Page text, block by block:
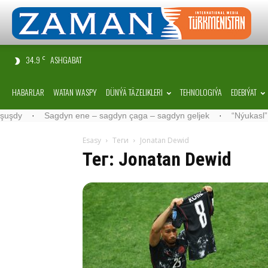
34.9 C ASHGABAT
HABARLAR WATAN WASPY DÜNÝÄ TÄZELIKLERI TEHNOLOGIÝA EDEBIÝAT
Sagdyn ene – sagdyn çaga – sagdyn geljek · “Nýukasl”
Esasy Теги Jonatan Dewid
Тег: Jonatan Dewid